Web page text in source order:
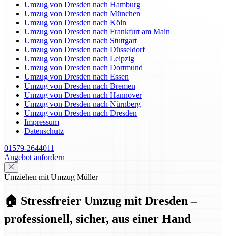
Umzug von Dresden nach Hamburg
Umzug von Dresden nach München
Umzug von Dresden nach Köln
Umzug von Dresden nach Frankfurt am Main
Umzug von Dresden nach Stuttgart
Umzug von Dresden nach Düsseldorf
Umzug von Dresden nach Leipzig
Umzug von Dresden nach Dortmund
Umzug von Dresden nach Essen
Umzug von Dresden nach Bremen
Umzug von Dresden nach Hannover
Umzug von Dresden nach Nürnberg
Umzug von Dresden nach Dresden
Impressum
Datenschutz
01579-2644011
Angebot anfordern
Umziehen mit Umzug Müller
🏠 Stressfreier Umzug mit Dresden –
professionell, sicher, aus einer Hand